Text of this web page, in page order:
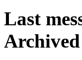
Last